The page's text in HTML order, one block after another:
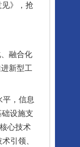
》，抢
融合化
新型工
，信息
设施支
心技术
引领、